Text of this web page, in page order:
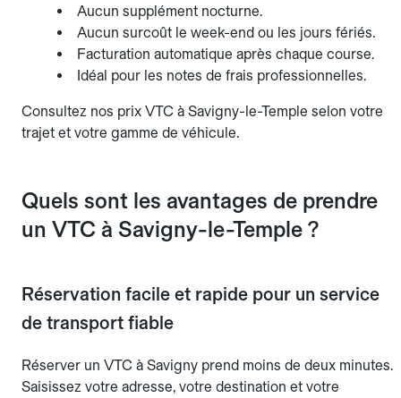
Aucun supplément nocturne.
Aucun surcoût le week-end ou les jours fériés.
Facturation automatique après chaque course.
Idéal pour les notes de frais professionnelles.
Consultez nos prix VTC à Savigny-le-Temple selon votre
trajet et votre gamme de véhicule.
Quels sont les avantages de prendre
un VTC à Savigny-le-Temple ?
Réservation facile et rapide pour un service
de transport fiable
Réserver un VTC à Savigny prend moins de deux minutes.
Saisissez votre adresse, votre destination et votre